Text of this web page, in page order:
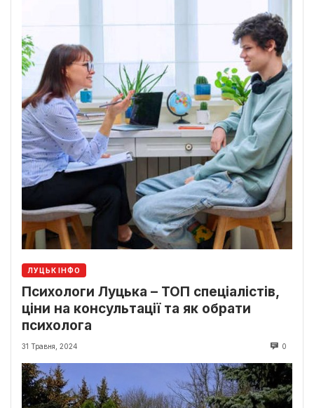
ЛУЦЬК ІНФО
Психологи Луцька – ТОП спеціалістів,
ціни на консультації та як обрати
психолога
31 Травня, 2024 0